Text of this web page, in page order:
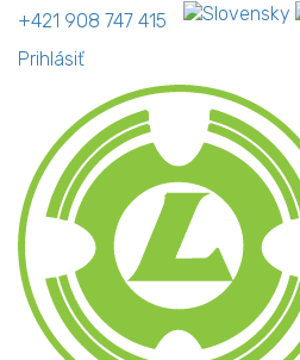
+421 908 747 415
Prihlásiť